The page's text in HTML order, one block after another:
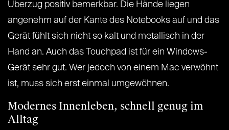
Überzug positiv bemerkbar. Die Hände liegen
angenehm auf der Kante des Notebooks auf und das
Gerät fühlt sich nicht so kalt und metallisch in der
Hand an. Auch das Touchpad ist für ein Windows-
Gerät sehr gut. Wer jedoch von einem Mac verwöhnt
ist, muss sich erst einmal umgewöhnen.
Modernes Innenleben, schnell genug im
Alltag